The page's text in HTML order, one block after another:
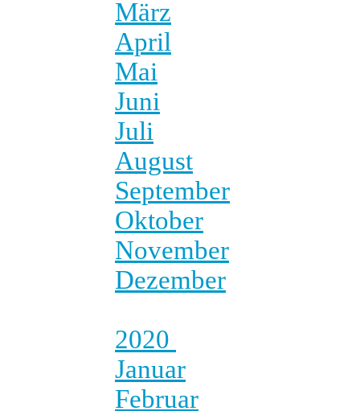
März
April
Mai
Juni
Juli
August
September
Oktober
November
Dezember
2020
Januar
Februar